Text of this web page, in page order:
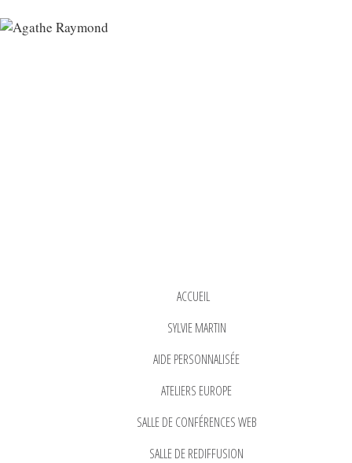
ACCUEIL
SYLVIE MARTIN
AIDE PERSONNALISÉE
ATELIERS EUROPE
SALLE DE CONFÉRENCES WEB
SALLE DE REDIFFUSION